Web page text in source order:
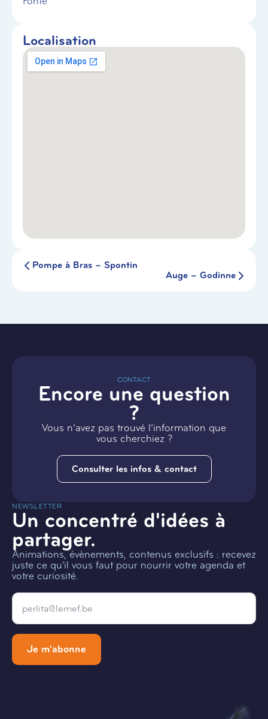
Localisation
Pompe à Bras – Spontin
Auge – Godinne
CONTACT
Encore une question
?
Vous n’avez pas trouvé l’information que
vous cherchiez ?
Consulter les infos & contact
NEWSLETTER
Un concentré d'idées à
partager.
Animations, évènements, contenus exclusifs : recevez
juste ce qu'il vous faut pour nourrir votre agenda et
votre curiosité.
Email
Je m'abonne